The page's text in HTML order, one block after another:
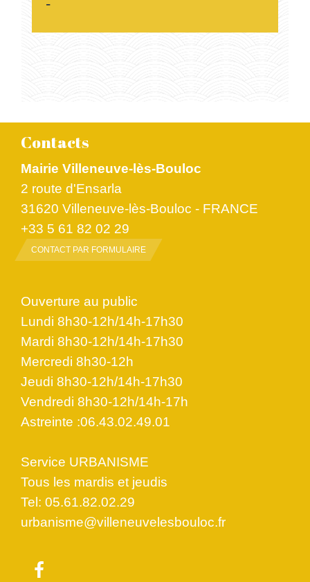
-
Contacts
Mairie Villeneuve-lès-Bouloc
2 route d'Ensarla
31620 Villeneuve-lès-Bouloc - FRANCE
+33 5 61 82 02 29
CONTACT PAR FORMULAIRE
Ouverture au public
Lundi 8h30-12h/14h-17h30
Mardi 8h30-12h/14h-17h30
Mercredi 8h30-12h
Jeudi 8h30-12h/14h-17h30
Vendredi 8h30-12h/14h-17h
Astreinte :06.43.02.49.01
Service URBANISME
Tous les mardis et jeudis
Tel: 05.61.82.02.29
urbanisme@villeneuvelesbouloc.fr